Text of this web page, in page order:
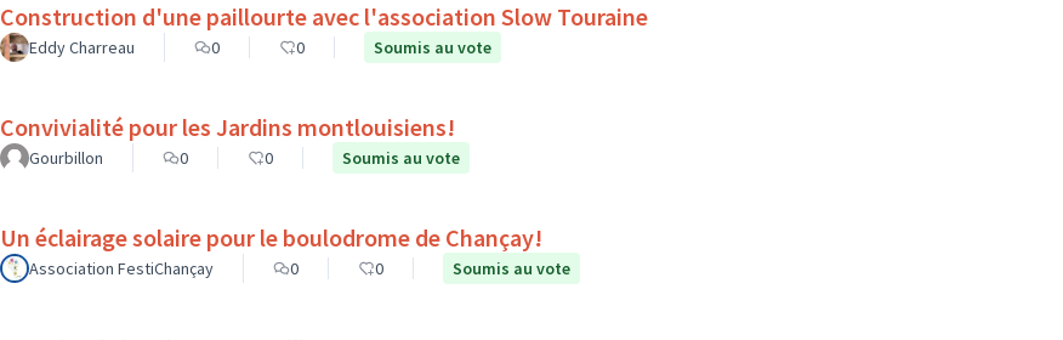
Construction d'une paillourte avec l'association Slow Touraine
Eddy Charreau 0 0 Soumis au vote
Convivialité pour les Jardins montlouisiens!
Gourbillon 0 0 Soumis au vote
Un éclairage solaire pour le boulodrome de Chançay!
Association FestiChançay 0 0 Soumis au vote